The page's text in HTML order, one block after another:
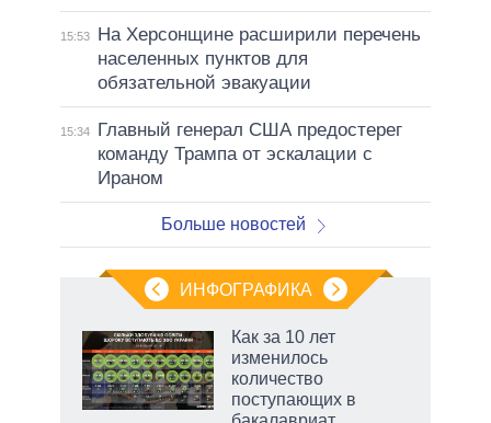
15:53
На Херсонщине расширили перечень
населенных пунктов для
обязательной эвакуации
15:34
Главный генерал США предостерег
команду Трампа от эскалации с
Ираном
Больше новостей
ИНФОГРАФИКА
Как за 10 лет
изменилось
количество
поступающих в